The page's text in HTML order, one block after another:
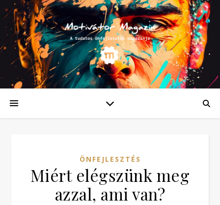
ÖNFEJLESZTÉS
Miért elégszünk meg
azzal, ami van?